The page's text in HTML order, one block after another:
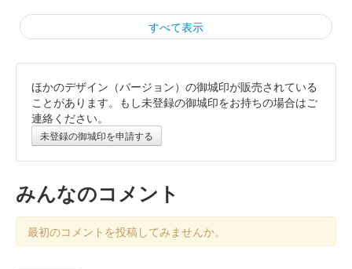
すべて表示
白石城 御城印 令和7年 鬼小十郎まつり限定版
販売終了
白石城 御城印 通常 印刷版
今まで和紙に手押しでスタンプを押印してあったが、全て印刷で
作成されている。
ほかのデザイン（バージョン）の御城印が販売されている
ことがあります。もし未登録の御城印をお持ちの場合はご
連絡ください。
未登録の御城印を申請する
みんなのコメント
最初のコメントを投稿してみませんか。